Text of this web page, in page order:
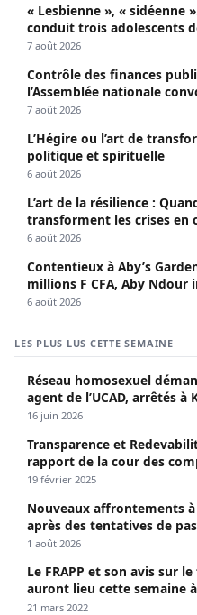
« Lesbienne », « sidéenne
conduit trois adolescents
7 août 2026
Contrôle des finances
l’Assemblée nationale
extraordinaire
7 août 2026
L’Hégire ou l’art de
politique et spirituelle
6 août 2026
L’art de la résilience :
transforment les crises en
6 août 2026
Contentieux à Aby’s
millions F CFA, Aby Ndour
sociaux
6 août 2026
LES PLUS LUS CETTE SEMAINE
Réseau homosexuel
agent de l’UCAD, arrêtés à
propagé le VIH depuis 2018
16 juin 2026
Transparence et
rapport de la cour des
19 février 2025
Nouveaux affrontements
après des tentatives de
1 août 2026
Le FRAPP et son avis sur
auront lieu cette semaine
21 mars 2022